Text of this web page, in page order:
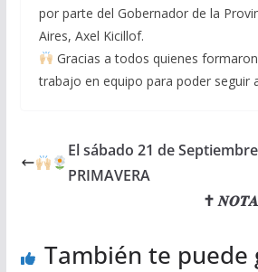
por parte del Gobernador de la
Aires, Axel Kicillof.
Gracias a todos quienes
trabajo en equipo para poder seguir
El sábado 21 de
PRIMAVERA
✝
También te puede